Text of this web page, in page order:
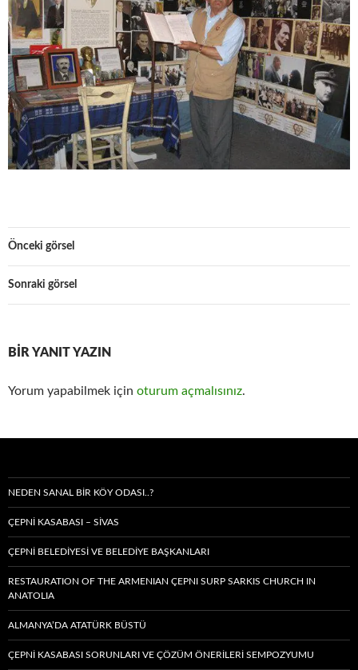
Önceki görsel
Sonraki görsel
BIR YANIT YAZIN
Yorum yapabilmek için oturum açmalısınız.
NEDEN SANAL BIR KÖY ODASI..?
ÇEPNİ KASABASI – SIVAS
ÇEPNİ BELEDİYESİ VE BELEDİYE BAŞKANLARI
RESTAURATION OF THE ARMENIAN ÇEPNI SURP SARKIS CHURCH IN
ANATOLIA
ALMANYA’DA ATATÜRK BÜSTÜ
ÇEPNİ KASABASI SORUNLARI VE ÇÖZÜM ÖNERİLERİ SEMPOZYUMU